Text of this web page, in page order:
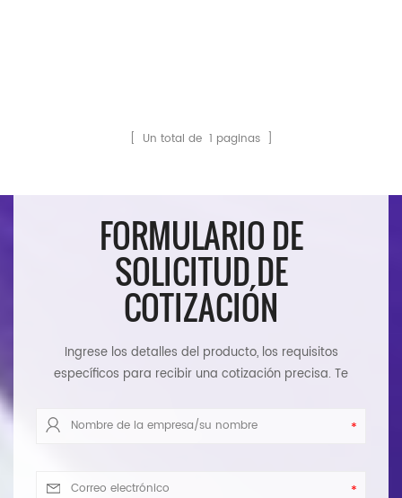
[ Un total de 1 paginas ]
FORMULARIO DE
SOLICITUD DE
COTIZACIÓN
Ingrese los detalles del producto, los requisitos
específicos para recibir una cotización precisa. Te